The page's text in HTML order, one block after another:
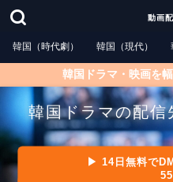
動画
韓国（時代劇） 韓国（現代）
韓国ドラマ・映画を
韓国ドラマの配
▶ 14日無料で